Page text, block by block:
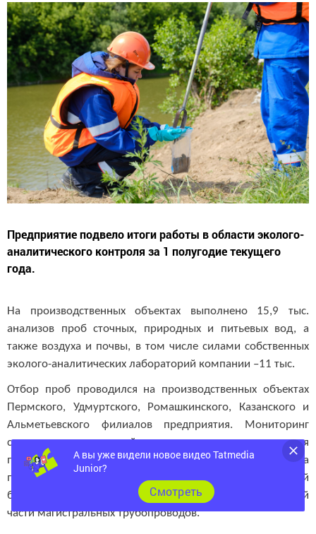
Предприятие подвело итоги работы в области эколого-
аналитического контроля за 1 полугодие текущего
года.
На производственных объектах выполнено 15,9 тыс.
анализов проб сточных, природных и питьевых вод, а
также воздуха и почвы, в том числе силами собственных
эколого-аналитических лабораторий компании –11 тыс.
Отбор проб проводился на производственных объектах
Пермского, Удмуртского, Ромашкинского, Казанского и
Альметьевского филиалов предприятия. Мониторинг
состояния окружающей среды в зоне расположения
производственной инфраструктуры выполняется на
постоянной основе для подтверждения экологической
безопасности работы площадочных объектов и линейной
части магистральных трубопроводов.
А вы уже видели новое видео Tatmedia
Junior?
Cмотреть